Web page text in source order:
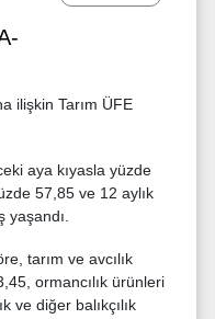
ilişkin Tarım ÜFE
aya kıyasla yüzde
57,85 ve 12 aylık
tarım ve avcılık
ormancılık ürünleri
ve diğer balıkçılık